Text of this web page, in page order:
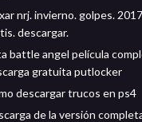
nrj. invierno. golpes.
descargar.
battle angel película
gratuita putlocker
descargar trucos en ps4
de la versión